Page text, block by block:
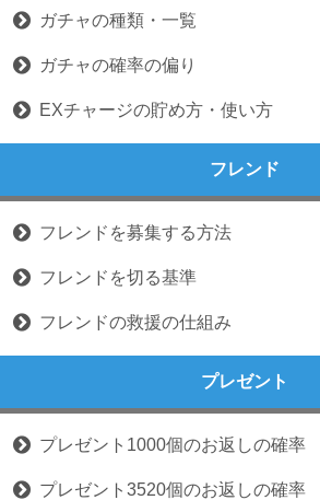
ガチャの種類・一覧
ガチャの確率の偏り
EXチャージの貯め方・使い方
フレンド
フレンドを募集する方法
フレンドを切る基準
フレンドの救援の仕組み
プレゼント
プレゼント1000個のお返しの確率
プレゼント3520個のお返しの確率